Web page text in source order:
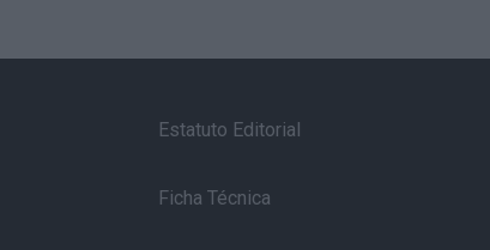
Estatuto Editorial
Ficha Técnica